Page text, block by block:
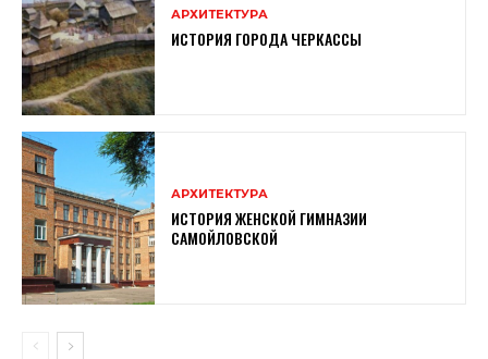
АРХИТЕКТУРА
ИСТОРИЯ ГОРОДА ЧЕРКАССЫ
АРХИТЕКТУРА
ИСТОРИЯ ЖЕНСКОЙ ГИМНАЗИИ
САМОЙЛОВСКОЙ